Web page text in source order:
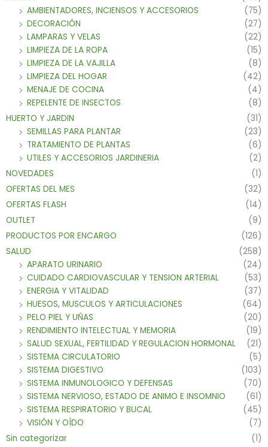
AMBIENTADORES, INCIENSOS Y ACCESORIOS
(75)
DECORACIÓN
(27)
LAMPARAS Y VELAS
(22)
LIMPIEZA DE LA ROPA
(15)
LIMPIEZA DE LA VAJILLA
(8)
LIMPIEZA DEL HOGAR
(42)
MENAJE DE COCINA
(4)
REPELENTE DE INSECTOS
(8)
HUERTO Y JARDIN
(31)
SEMILLAS PARA PLANTAR
(23)
TRATAMIENTO DE PLANTAS
(6)
UTILES Y ACCESORIOS JARDINERIA
(2)
NOVEDADES
(1)
OFERTAS DEL MES
(32)
OFERTAS FLASH
(14)
OUTLET
(9)
PRODUCTOS POR ENCARGO
(126)
SALUD
(258)
APARATO URINARIO
(24)
CUIDADO CARDIOVASCULAR Y TENSION ARTERIAL
(53)
ENERGIA Y VITALIDAD
(37)
HUESOS, MUSCULOS Y ARTICULACIONES
(64)
PELO PIEL Y UÑAS
(20)
RENDIMIENTO INTELECTUAL Y MEMORIA
(19)
SALUD SEXUAL, FERTILIDAD Y REGULACION HORMONAL
(21)
SISTEMA CIRCULATORIO
(5)
SISTEMA DIGESTIVO
(103)
SISTEMA INMUNOLOGICO Y DEFENSAS
(70)
SISTEMA NERVIOSO, ESTADO DE ANIMO E INSOMNIO
(61)
SISTEMA RESPIRATORIO Y BUCAL
(45)
VISIÓN Y OÍDO
(7)
Sin categorizar
(1)